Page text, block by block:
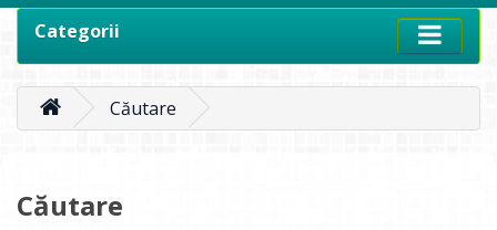
Categorii
Căutare
Căutare